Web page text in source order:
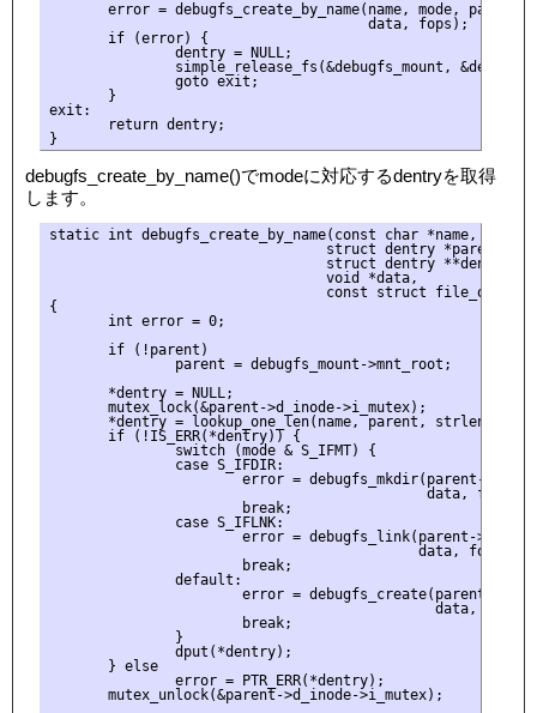
error = debugfs_create_by_name(name, mode, parent,
                                      data, fops);
       if (error) {
               dentry = NULL;
simple_release_fs(&debugfs_mount,
               goto exit;
       }
exit:
       return dentry;
debugfs_create_by_name()でmodeに対応するdentryを取得
します。
static int debugfs_create_by_name(const char *name,
                                 struct dentry *parent,
                                 struct dentry **dentry,
                                 void *data,
const struct
{
       int error = 0;
       if (!parent)
               parent = debugfs_mount->mnt_root;
       *dentry = NULL;
       mutex_lock(&parent->d_inode->i_mutex);
*dentry = lookup_one_len(name, parent,
       if (!IS_ERR(*dentry)) {
               switch (mode & S_IFMT) {
               case S_IFDIR:
error = debugfs_mkdir(parent-
                                             data, fops);
                       break;
               case S_IFLNK:
error = debugfs_link(parent-
                                            data, fops);
                       break;
               default:
error = debugfs_create(parent-
                                              data, fops);
                       break;
               }
               dput(*dentry);
       } else
               error = PTR_ERR(*dentry);
       mutex_unlock(&parent->d_inode->i_mutex);